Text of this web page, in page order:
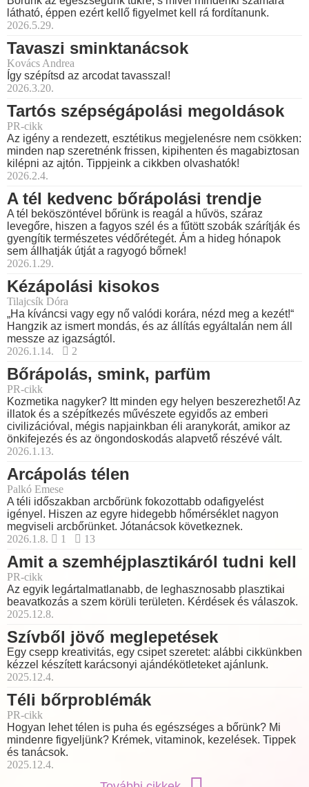
látható, éppen ezért kellő figyelmet kell rá fordítanunk.
2026.5.29.
Tavaszi sminktanácsok
Kovács Andrea
Így szépítsd az arcodat tavasszal!
2026.3.20.
Tartós szépségápolási megoldások
PR-cikk
Az igény a rendezett, esztétikus megjelenésre nem csökken:
minden nap szeretnénk frissen, kipihenten és magabiztosan
kilépni az ajtón. Tippjeink a cikkben olvashatók!
2026.2.4.
A tél kedvenc bőrápolási trendje
A tél beköszöntével bőrünk is reagál a hűvös, száraz
levegőre, hiszen a fagyos szél és a fűtött szobák szárítják és
gyengítik természetes védőrétegét. Ám a hideg hónapok
sem állhatják útját a ragyogó bőrnek!
2026.1.29.
Kézápolási kisokos
Tilajcsík Dóra
„Ha kíváncsi vagy egy nő valódi korára, nézd meg a kezét!“
Hangzik az ismert mondás, és az állítás egyáltalán nem áll
messze az igazságtól.
2026.1.14.
2
Bőrápolás, smink, parfüm
PR-cikk
Kozmetika nagyker? Itt minden egy helyen beszerezhető! Az
illatok és a szépítkezés művészete egyidős az emberi
civilizációval, mégis napjainkban éli aranykorát, amikor az
önkifejezés és az öngondoskodás alapvető részévé vált.
2026.1.13.
Arcápolás télen
Palkó Emese
A téli időszakban arcbőrünk fokozottabb odafigyelést
igényel. Hiszen az egyre hidegebb hőmérséklet nagyon
megviseli arcbőrünket. Jótanácsok következnek.
2026.1.8.
1 13
Amit a szemhéjplasztikáról tudni kell
PR-cikk
Az egyik legártalmatlanabb, de leghasznosabb plasztikai
beavatkozás a szem körüli területen. Kérdések és válaszok.
2025.12.8.
Szívből jövő meglepetések
Egy csepp kreativitás, egy csipet szeretet: alábbi cikkünkben
kézzel készített karácsonyi ajándékötleteket ajánlunk.
2025.12.4.
Téli bőrproblémák
PR-cikk
Hogyan lehet télen is puha és egészséges a bőrünk? Mi
mindenre figyeljünk? Krémek, vitaminok, kezelések. Tippek
és tanácsok.
2025.12.4.